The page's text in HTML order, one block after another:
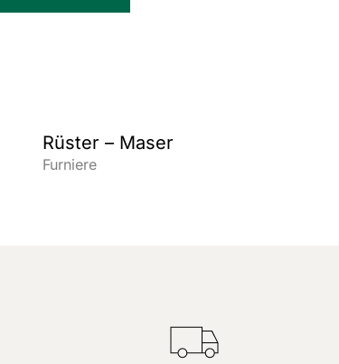
Rüster – Maser
Furniere